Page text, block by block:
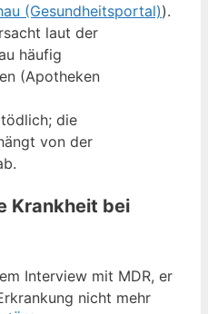
(Gesundheitsportal)).
laut der
häufig
(Apotheken
die
von der
Krankheit bei
Interview mit MDR, er
nicht mehr